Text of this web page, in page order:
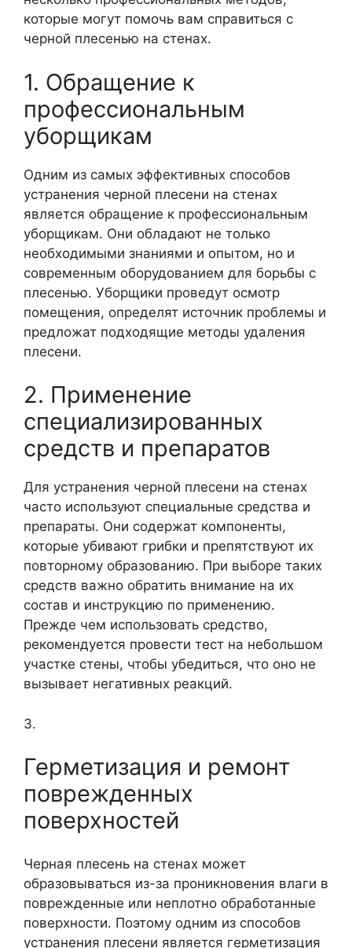
которые могут помочь вам справиться с
черной плесенью на стенах.
1. Обращение к
профессиональным
уборщикам
Одним из самых эффективных способов
устранения черной плесени на стенах
является обращение к профессиональным
уборщикам. Они обладают не только
необходимыми знаниями и опытом, но и
современным оборудованием для борьбы с
плесенью. Уборщики проведут осмотр
помещения, определят источник проблемы и
предложат подходящие методы удаления
плесени.
2. Применение
специализированных
средств и препаратов
Для устранения черной плесени на стенах
часто используют специальные средства и
препараты. Они содержат компоненты,
которые убивают грибки и препятствуют их
повторному образованию. При выборе таких
средств важно обратить внимание на их
состав и инструкцию по применению.
Прежде чем использовать средство,
рекомендуется провести тест на небольшом
участке стены, чтобы убедиться, что оно не
вызывает негативных реакций.
3.
Герметизация и ремонт
поврежденных
поверхностей
Черная плесень на стенах может
образовываться из-за проникновения влаги в
поврежденные или неплотно обработанные
поверхности. Поэтому одним из способов
устранения плесени является герметизация